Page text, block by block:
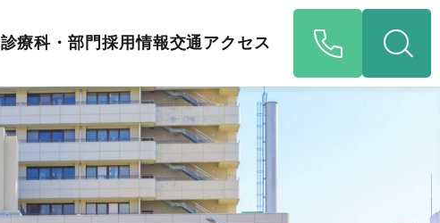
診療科・部門 採用情報交通アクセス